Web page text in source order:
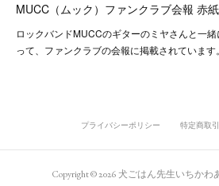
MUCC（ムック）ファンクラブ会報 赤
ロックバンドMUCCのギターのミヤさんと一
って、ファンクラブの会報に掲載されています。
プライバシーポリシー 特定商取
Copyright ©2026 犬ごはん先生いちかわ